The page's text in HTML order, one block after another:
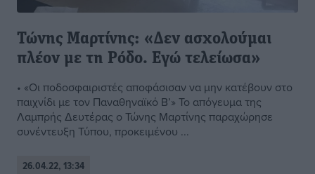
Τώνης Μαρτίνης: «Δεν ασχολούμαι
πλέον με τη Ρόδο. Εγώ τελείωσα»
• «Οι ποδοσφαιριστές αποφάσισαν να μην κατέβουν στο
παιχνίδι με τον Παναθηναϊκό Β’» Το απόγευμα της
Λαμπρής Δευτέρας ο Τώνης Μαρτίνης παραχώρησε
συνέντευξη Τύπου, προκειμένου ...
26.04.22, 13:34